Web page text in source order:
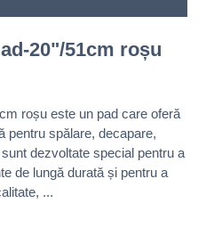
20"/51cm roșu
roșu este un pad care oferă
pentru spălare, decapare,
dezvoltate special pentru a
de lungă durată și pentru a
...